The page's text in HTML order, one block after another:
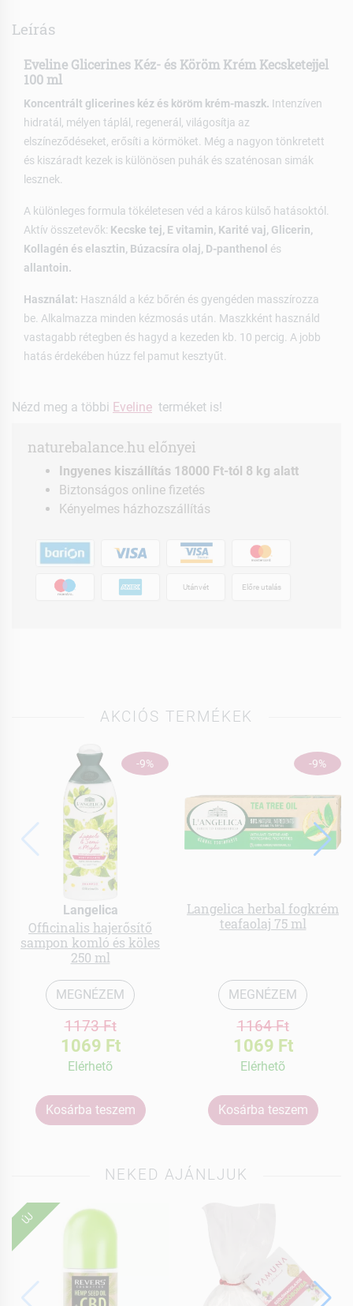
Leírás
Eveline Glicerines Kéz- és Köröm Krém Kecsketejjel
100 ml
Koncentrált glicerines kéz és köröm krém-maszk. Intenzíven
hidratál, mélyen táplál, regenerál, világosítja az
elszíneződéseket, erősíti a körmöket. Még a nagyon tönkretett
és kiszáradt kezek is különösen puhák és szaténosan simák
lesznek.
A különleges formula tökéletesen véd a káros külső hatásoktól.
Aktív összetevők: Kecske tej, E vitamin, Karité vaj, Glicerin,
Kollagén és elasztin, Búzacsíra olaj, D-panthenol és
allantoin.
Használat: Használd a kéz bőrén és gyengéden masszírozza
be. Alkalmazza minden kézmosás után. Maszkként használd
vastagabb rétegben és hagyd a kezeden kb. 10 percig. A jobb
hatás érdekében húzz fel pamut kesztyűt.
Nézd meg a többi Eveline terméket is!
naturebalance.hu előnyei
Ingyenes kiszállítás 18000 Ft-tól 8 kg alatt
Biztonságos online fizetés
Kényelmes házhozszállítás
Utánvét Előre utalás
AKCIÓS TERMÉKEK
-9%
Langelica
Officinalis hajerősítő
sampon komló és köles
250 ml
MEGNÉZEM
1173 Ft
1069 Ft
Elérhetõ
Kosárba teszem
-9%
Langelica herbal fogkrém
teafaolaj 75 ml
MEGNÉZEM
1164 Ft
1069 Ft
Elérhetõ
Kosárba teszem
NEKED AJÁNLJUK
ÚJ